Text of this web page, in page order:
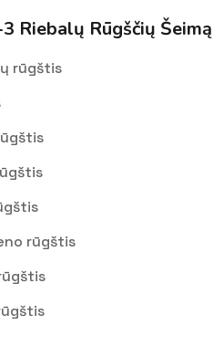
Riebalų Rūgščių Šeimą
rūgštis
rūgštis